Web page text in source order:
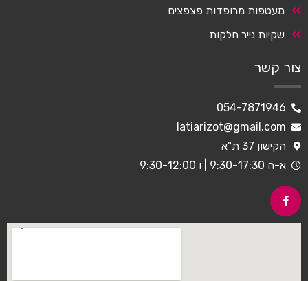
מעטפות מרופדות פצפצים
שקיות נייר חלקות
צור קשר
054-7871946
latiarizot@gmail.com
הקישון 37 ת"א
א-ה 9:30-17:30 | ו 9:30-12:00